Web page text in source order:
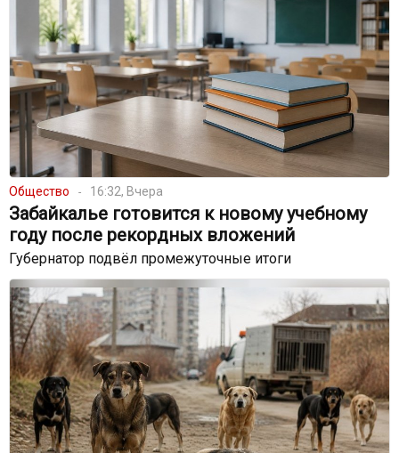
Общество 16:32, Вчера
Забайкалье готовится к новому учебному
году после рекордных вложений
Губернатор подвёл промежуточные итоги